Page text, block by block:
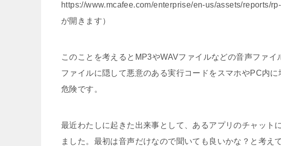
https://www.mcafee.com/enterprise/en-us/assets/reports/
が開きます）
このことを考えるとMP3やWAVファイルなどの音声ファイ
ファイルに隠して悪意のある実行コードをスマホやPC内
危険です。
最近わたしに起きた出来事として、あるアプリのチャット
ました。最初は音声だけなので聞いても良いかな？と考え